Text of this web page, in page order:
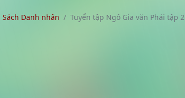
Sách Danh nhân Tuyển tập Ngô Gia văn Phái tập 2